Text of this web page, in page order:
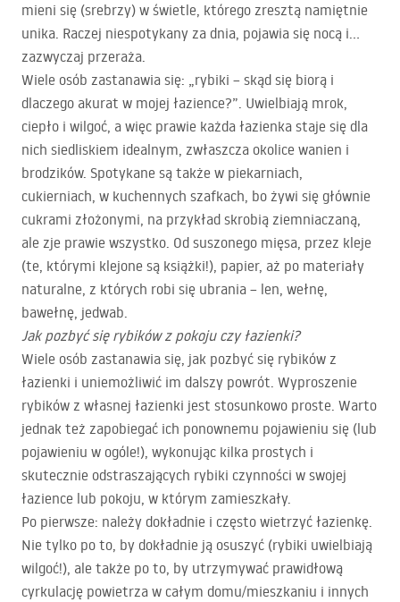
mieni się (srebrzy) w świetle, którego zresztą namiętnie
unika. Raczej niespotykany za dnia, pojawia się nocą i…
zazwyczaj przeraża.
Wiele osób zastanawia się: „rybiki – skąd się biorą i
dlaczego akurat w mojej łazience?”. Uwielbiają mrok,
ciepło i wilgoć, a więc prawie każda łazienka staje się dla
nich siedliskiem idealnym, zwłaszcza okolice wanien i
brodzików. Spotykane są także w piekarniach,
cukierniach, w kuchennych szafkach, bo żywi się głównie
cukrami złożonymi, na przykład skrobią ziemniaczaną,
ale zje prawie wszystko. Od suszonego mięsa, przez kleje
(te, którymi klejone są książki!), papier, aż po materiały
naturalne, z których robi się ubrania – len, wełnę,
bawełnę, jedwab.
Jak pozbyć się rybików z pokoju czy łazienki?
Wiele osób zastanawia się, jak pozbyć się rybików z
łazienki i uniemożliwić im dalszy powrót. Wyproszenie
rybików z własnej łazienki jest stosunkowo proste. Warto
jednak też zapobiegać ich ponownemu pojawieniu się (lub
pojawieniu w ogóle!), wykonując kilka prostych i
skutecznie odstraszających rybiki czynności w swojej
łazience lub pokoju, w którym zamieszkały.
Po pierwsze: należy dokładnie i często wietrzyć łazienkę.
Nie tylko po to, by dokładnie ją osuszyć (rybiki uwielbiają
wilgoć!), ale także po to, by utrzymywać prawidłową
cyrkulację powietrza w całym domu/mieszkaniu i innych